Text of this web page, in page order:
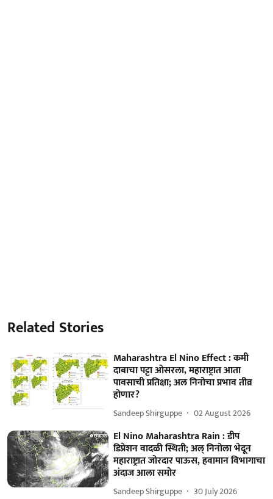
Related Stories
Maharashtra El Nino Effect : कमी
दाबाचा पट्टा ओसरला, महाराष्ट्रात आता
पावसाची प्रतिक्षा; अल निनोचा प्रभाव तीव्र
होणार?
Sandeep Shirguppe 02 August 2026
El Nino Maharashtra Rain : डीप
डिप्रेशन वादळी स्थिती; अल् निनोला भेदून
महाराष्ट्रात जोरदार पाऊस, हवामान विभागाचा
अंदाज आला समोर
Sandeep Shirguppe 30 July 2026